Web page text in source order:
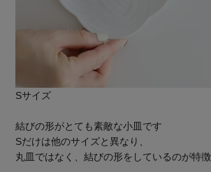
Sサイズ
結びの形がとても素敵な小皿です
Sだけは他のサイズと異なり、
丸皿ではなく、結びの形をしているのが特徴